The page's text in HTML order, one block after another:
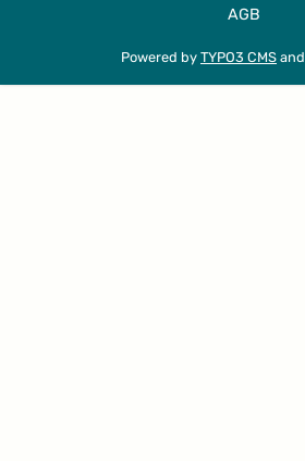
AGB
Powered by TYPO3 CMS and